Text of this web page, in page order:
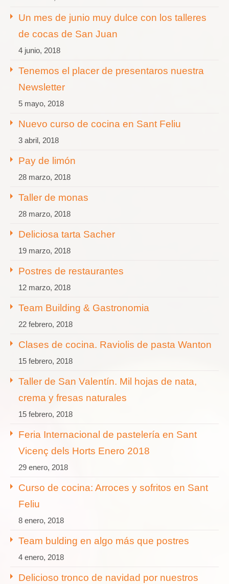
Un mes de junio muy dulce con los talleres
de cocas de San Juan
4 junio, 2018
Tenemos el placer de presentaros nuestra
Newsletter
5 mayo, 2018
Nuevo curso de cocina en Sant Feliu
3 abril, 2018
Pay de limón
28 marzo, 2018
Taller de monas
28 marzo, 2018
Deliciosa tarta Sacher
19 marzo, 2018
Postres de restaurantes
12 marzo, 2018
Team Building & Gastronomia
22 febrero, 2018
Clases de cocina. Raviolis de pasta Wanton
15 febrero, 2018
Taller de San Valentín. Mil hojas de nata,
crema y fresas naturales
15 febrero, 2018
Feria Internacional de pastelería en Sant
Vicenç dels Horts Enero 2018
29 enero, 2018
Curso de cocina: Arroces y sofritos en Sant
Feliu
8 enero, 2018
Team bulding en algo más que postres
4 enero, 2018
Delicioso tronco de navidad por nuestros